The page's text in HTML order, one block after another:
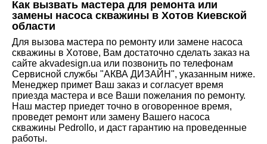
Как вызвать мастера для ремонта или
замены насоса скважины в Хотов Киевской
области
Для вызова мастера по ремонту или замене насоса
скважины в Хотове, Вам достаточно сделать заказ на
сайте akvadesign.ua или позвонить по телефонам
Сервисной службы "АКВА ДИЗАЙН", указанным ниже.
Менеджер примет Ваш заказ и согласует время
приезда мастера и все Ваши пожелания по ремонту.
Наш мастер приедет точно в оговоренное время,
проведет ремонт или замену Вашего насоса
скважины Pedrollo, и даст гарантию на проведенные
работы.